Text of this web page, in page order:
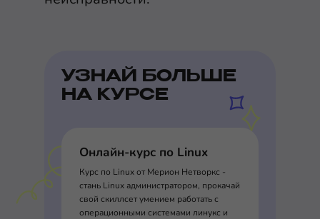
УЗНАЙ БОЛЬШЕ
НА КУРСЕ
Онлайн-курс по Linux
Курс по Linux от Мерион Нетворкс -
стань Linux администратором, прокачай
свой скиллсет умением работать с
операционными системами линукс и